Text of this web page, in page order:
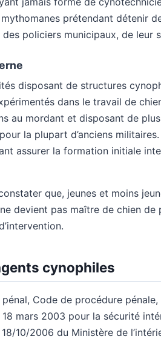
prétendant détenir
policiers municipaux, de leur
disposant de structures
dans le travail de
au mordant et disposant de
la plupart d’anciens
assurer la formation initiale
que, jeunes et moins
devient pas maître de chien
cynophiles
pénal, Code de procédure
18 mars 2003 pour la sécurité
10/2006 du Ministère de